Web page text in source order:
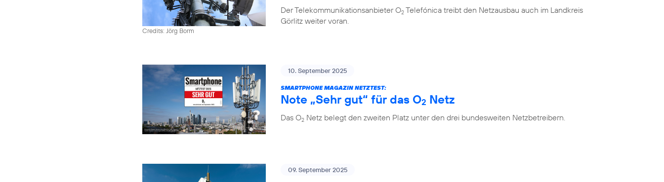
Credits: Jörg Borm
Der Telekommunikationsanbieter O2 Telefónica treibt den Netzausbau auch im Landkreis
Görlitz weiter voran.
10. September 2025
SMARTPHONE MAGAZIN NETZTEST:
Note „Sehr gut“ für das O2 Netz
Das O2 Netz belegt den zweiten Platz unter den drei bundesweiten Netzbetreibern.
09. September 2025